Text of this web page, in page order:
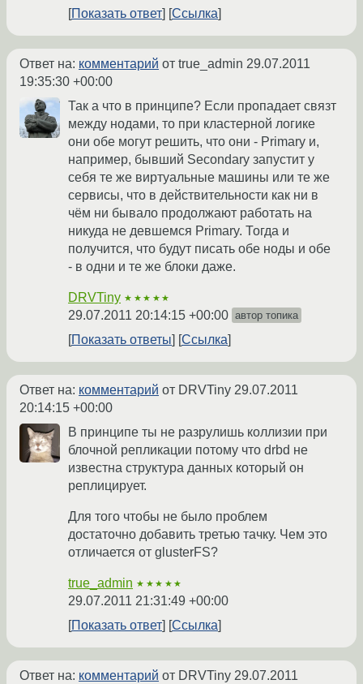
Показать ответ Ссылка
Ответ на: комментарий от true_admin 29.07.2011
19:35:30 +00:00
Так а что в принципе? Если пропадает связт
между нодами, то при кластерной логике
они обе могут решить, что они - Primary и,
например, бывший Secondary запустит у
себя те же виртуальные машины или те же
сервисы, что в действительности как ни в
чём ни бывало продолжают работать на
никуда не девшемся Primary. Тогда и
получится, что будут писать обе ноды и обе
- в одни и те же блоки даже.
DRVTiny ★★★★★
29.07.2011 20:14:15 +00:00 автор топика
Показать ответы Ссылка
Ответ на: комментарий от DRVTiny 29.07.2011
20:14:15 +00:00
В принципе ты не разрулишь коллизии при
блочной репликации потому что drbd не
известна структура данных который он
реплицирует.
Для того чтобы не было проблем
достаточно добавить третью тачку. Чем это
отличается от glusterFS?
true_admin ★★★★★
29.07.2011 21:31:49 +00:00
Показать ответ
Ссылка
Ответ на: комментарий от DRVTiny 29.07.2011